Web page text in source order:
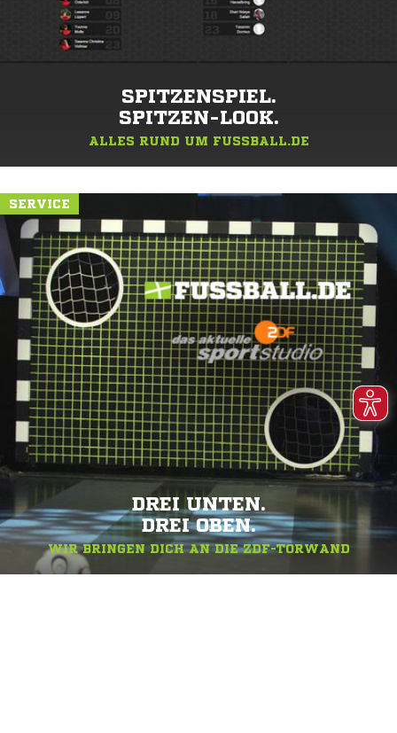
SPITZENSPIEL.
SPITZEN-LOOK.
ALLES RUND UM FUSSBALL.DE
SERVICE
DREI UNTEN.
DREI OBEN.
WIR BRINGEN DICH AN DIE ZDF-TORWAND